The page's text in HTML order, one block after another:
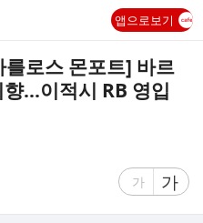
앱으로보기
로스 몬포트] 바르
...이적시 RB 영입
글
가
글
자
가